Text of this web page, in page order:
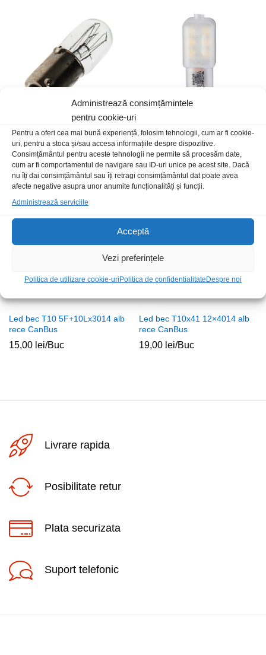
Administrează consimțămintele
pentru cookie-uri
Pentru a oferi cea mai bună experiență, folosim tehnologii, cum ar fi cookie-
uri, pentru a stoca și/sau accesa informațiile despre dispozitive.
Consimțământul pentru aceste tehnologii ne permite să procesăm date,
cum ar fi comportamentul de navigare sau ID-uri unice pe acest site. Dacă
nu îți dai consimțământul sau îți retragi consimțământul dat poate avea
afecte negative asupra unor anumite funcționalități și funcții.
Administrează serviciile
Acceptă
Vezi preferințele
Politica de utilizare cookie-uriPolitica de confidentialitateDespre noi
Bec BA9S 24V 2W fi10x30mm
T3 1/4
5,00lei /Buc
Bec G4 12V 1.5W LED 6400K
CIP Samsung
20,00lei/Buc
Led bec T10 5F+10Lx3014 alb
rece CanBus
15,00 lei/Buc
Led bec T10x41 12×4014 alb
rece CanBus
19,00 lei/Buc
Livrare rapida
Posibilitate retur
Plata securizata
Suport telefonic